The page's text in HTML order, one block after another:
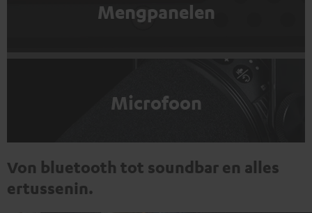
Mengpanelen
Microfoon
Von bluetooth tot soundbar en alles
ertussenin.